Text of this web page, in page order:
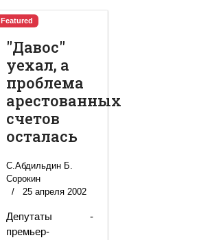
Featured
"Давос"
уехал, а
проблема
арестованных
счетов
осталась
С.Абдильдин Б.
Сорокин
25 апреля 2002
Депутаты -
премьер-